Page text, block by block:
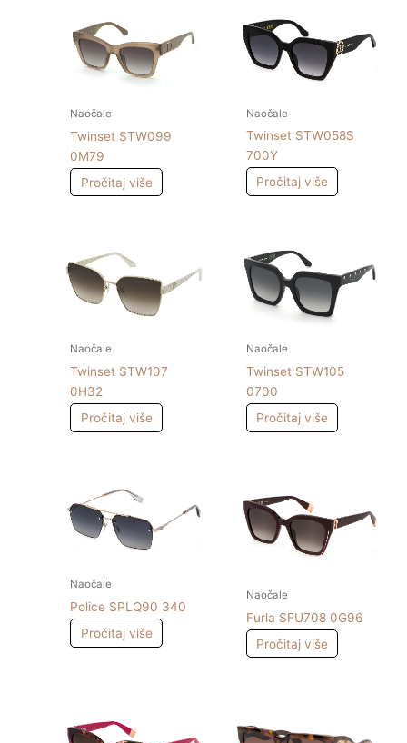
Naočale
Twinset STW099
0M79
Pročitaj više
Naočale
Twinset STW058S
700Y
Pročitaj više
Naočale
Twinset STW107
0H32
Pročitaj više
Naočale
Twinset STW105
0700
Pročitaj više
Naočale
Police SPLQ90 340
Pročitaj više
Naočale
Furla SFU708 0G96
Pročitaj više